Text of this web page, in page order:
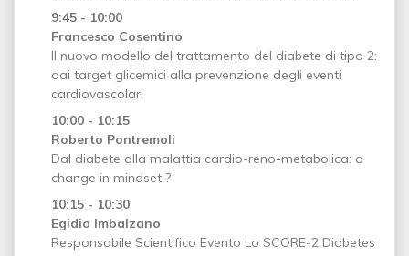
9:45 - 10:00
Francesco Cosentino
Il nuovo modello del trattamento del diabete di tipo 2:
dai target glicemici alla prevenzione degli eventi
cardiovascolari
10:00 - 10:15
Roberto Pontremoli
Dal diabete alla malattia cardio-reno-metabolica: a
change in mindset ?
10:15 - 10:30
Egidio Imbalzano
Responsabile Scientifico Evento Lo SCORE-2 Diabetes